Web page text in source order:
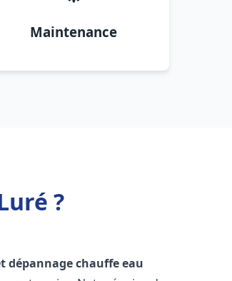
Maintenance
?
dépannage chauffe eau